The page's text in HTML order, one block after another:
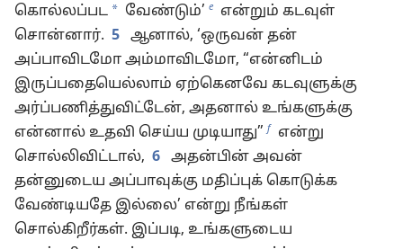
கொல்லப்பட * வேண்டும்’ e
என்றும் கடவுள்
சொன்னார். 5 ஆனால், ‘ஒருவன் தன்
அப்பாவிடமோ அம்மாவிடமோ, “என்னிடம்
இருப்பதையெல்லாம் ஏற்கெனவே கடவுளுக்கு
அர்ப்பணித்துவிட்டேன், அதனால் உங்களுக்கு
என்னால் உதவி செய்ய முடியாது” f
என்று
சொல்லிவிட்டால், 6 அதன்பின் அவன்
தன்னுடைய அப்பாவுக்கு மதிப்புக் கொடுக்க
வேண்டியதே இல்லை’ என்று நீங்கள்
சொல்கிறீர்கள். இப்படி, உங்களுடைய